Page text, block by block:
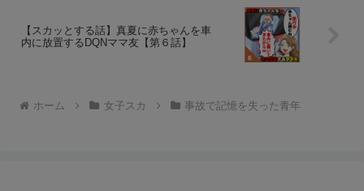
【スカッとする話】真夏に赤ちゃんを車
内に放置するDQNママ友【第６話】
ホーム 女子スカ 事故で記憶を失った青年